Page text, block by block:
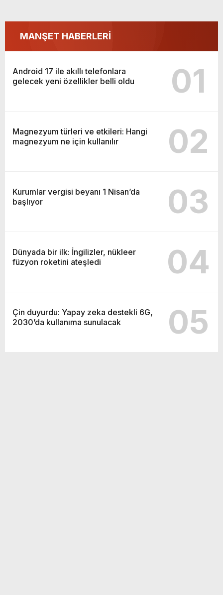
MANŞET HABERLERİ
Android 17 ile akıllı telefonlara
gelecek yeni özellikler belli oldu
01
Magnezyum türleri ve etkileri: Hangi
magnezyum ne için kullanılır
02
Kurumlar vergisi beyanı 1 Nisan’da
başlıyor
03
Dünyada bir ilk: İngilizler, nükleer
füzyon roketini ateşledi
04
Çin duyurdu: Yapay zeka destekli 6G,
2030’da kullanıma sunulacak
05